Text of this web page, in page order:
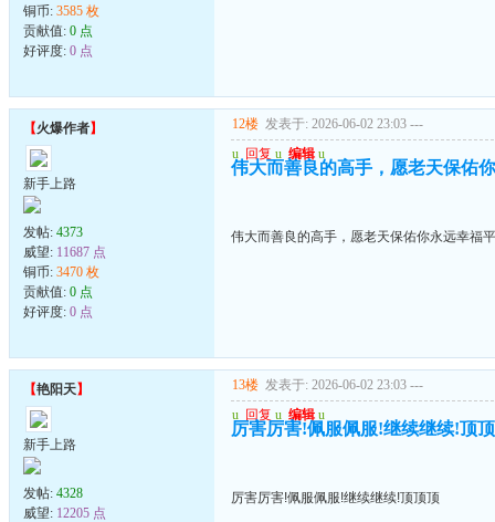
铜币: 3585 枚
贡献值: 0 点
好评度: 0 点
【火爆作者】
新手上路
发帖: 4373
威望: 11687 点
铜币: 3470 枚
贡献值: 0 点
好评度: 0 点
12楼 发表于: 2026-06-02 23:03 ---
u 回复 u 编辑 u
伟大而善良的高手，愿老天保佑
伟大而善良的高手，愿老天保佑你永远幸福
【艳阳天】
新手上路
发帖: 4328
威望: 12205 点
13楼 发表于: 2026-06-02 23:03 ---
u 回复 u 编辑 u
厉害厉害!佩服佩服!继续继续!顶
厉害厉害!佩服佩服!继续继续!顶顶顶